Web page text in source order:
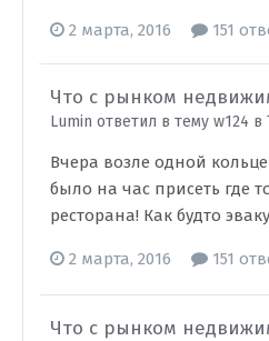
2 марта, 2016 151
Что с рынком
Lumin ответил в тему w124 в
Вчера возле одной
было на час присеть где
ресторана! Как будто
2 марта, 2016 151
Что с рынком